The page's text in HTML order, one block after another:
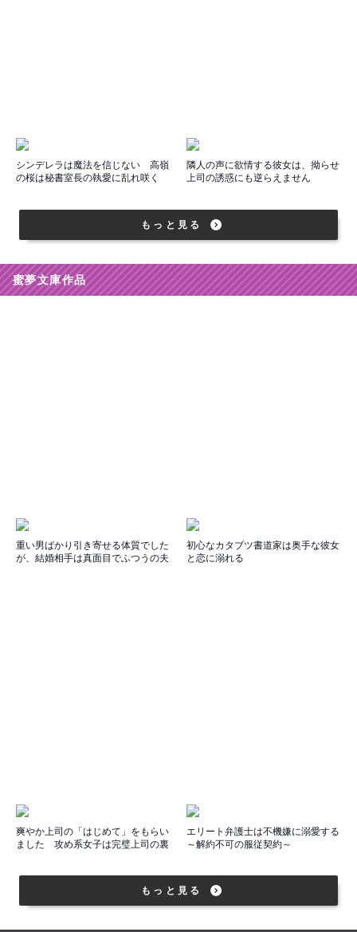
シンデレラは魔法を信じない 高嶺
の桜は秘書室長の執愛に乱れ咲く
隣人の声に欲情する彼女は、拗らせ
上司の誘惑にも逆らえません
もっと見る
蜜夢文庫作品
重い男ばかり引き寄せる体質でした
が、結婚相手は真面目でふつうの夫
初心なカタブツ書道家は奥手な彼女
と恋に溺れる
爽やか上司の「はじめて」をもらい
ました 攻め系女子は完璧上司の裏
エリート弁護士は不機嫌に溺愛する
～解約不可の服従契約～
もっと見る